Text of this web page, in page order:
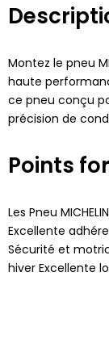
Montez le pneu
haute
ce pneu conçu
précision de
Points
Les Pneu
Excellente
Sécurité et
hiver Excellente